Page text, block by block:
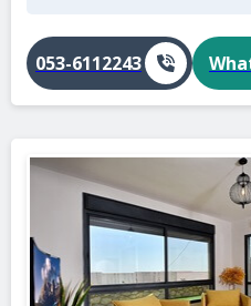
053-6112243